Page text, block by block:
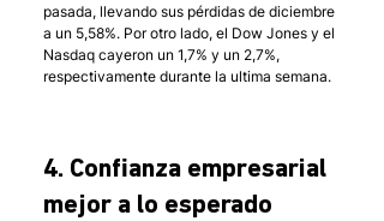
pasada, llevando sus pérdidas de diciembre
a un 5,58%. Por otro lado, el Dow Jones y el
Nasdaq cayeron un 1,7% y un 2,7%,
respectivamente durante la ultima semana.
4. Confianza empresarial
mejor a lo esperado